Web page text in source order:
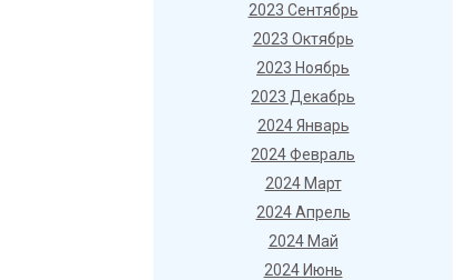
2023 Сентябрь
2023 Октябрь
2023 Ноябрь
2023 Декабрь
2024 Январь
2024 Февраль
2024 Март
2024 Апрель
2024 Май
2024 Июнь